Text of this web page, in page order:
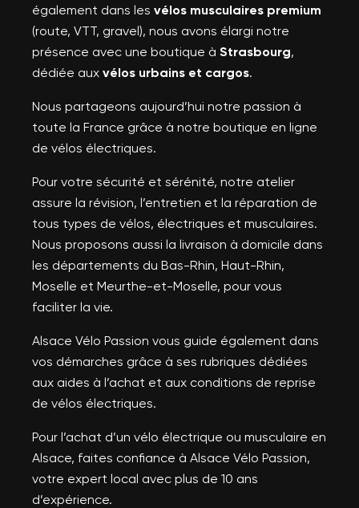
également dans les vélos musculaires premium
(route, VTT, gravel), nous avons élargi notre
présence avec une boutique à Strasbourg,
dédiée aux vélos urbains et cargos.
Nous partageons aujourd’hui notre passion à
toute la France grâce à notre boutique en ligne
de vélos électriques.
Pour votre sécurité et sérénité, notre atelier
assure la révision, l’entretien et la réparation de
tous types de vélos, électriques et musculaires.
Nous proposons aussi la livraison à domicile dans
les départements du Bas-Rhin, Haut-Rhin,
Moselle et Meurthe-et-Moselle, pour vous
faciliter la vie.
Alsace Vélo Passion vous guide également dans
vos démarches grâce à ses rubriques dédiées
aux aides à l’achat et aux conditions de reprise
de vélos électriques.
Pour l’achat d’un vélo électrique ou musculaire en
Alsace, faites confiance à Alsace Vélo Passion,
votre expert local avec plus de 10 ans
d’expérience.